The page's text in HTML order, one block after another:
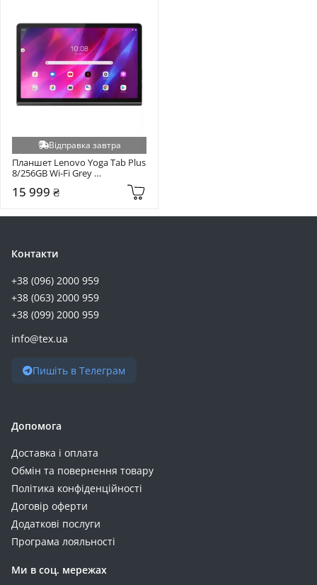
Відправка завтра
Планшет Lenovo Yoga Tab Plus
8/256GB Wi-Fi Grey
15 999 ₴
Контакти
+38 (096) 2000 959
+38 (063) 2000 959
+38 (099) 2000 959
info@tex.ua
Пишіть в Телеграм
Допомога
Доставка і оплата
Обмін та повернення товару
Політика конфіденційності
Договір оферти
Додаткові послуги
Програма лояльності
Ми в соц. мережах